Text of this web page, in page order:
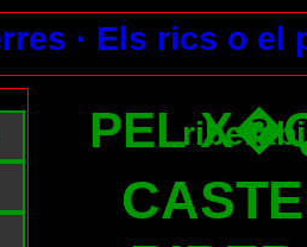
· Els rics o el
PEL